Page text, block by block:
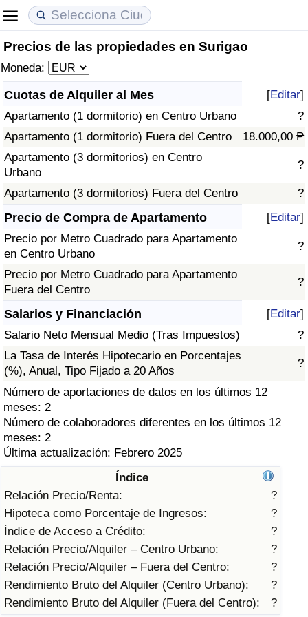
Precios de las propiedades en Surigao
Moneda:
Cuotas de Alquiler al Mes [Editar]
Apartamento (1 dormitorio) en Centro Urbano
?
Apartamento (1 dormitorio) Fuera del Centro
18.000,00 ₱
Apartamento (3 dormitorios) en Centro
Urbano
?
Apartamento (3 dormitorios) Fuera del Centro ?
Precio de Compra de Apartamento [Editar]
Precio por Metro Cuadrado para Apartamento
en Centro Urbano
?
Precio por Metro Cuadrado para Apartamento
Fuera del Centro
?
Salarios y Financiación [Editar]
Salario Neto Mensual Medio (Tras Impuestos)
?
La Tasa de Interés Hipotecario en Porcentajes
(%), Anual, Tipo Fijado a 20 Años
?
Número de aportaciones de datos en los últimos 12
meses: 2
Número de colaboradores diferentes en los últimos 12
meses: 2
Última actualización: Febrero 2025
Índice
Relación Precio/Renta:
?
Hipoteca como Porcentaje de Ingresos:
?
Índice de Acceso a Crédito:
?
Relación Precio/Alquiler – Centro Urbano:
?
Relación Precio/Alquiler – Fuera del Centro:
?
Rendimiento Bruto del Alquiler (Centro Urbano):
?
Rendimiento Bruto del Alquiler (Fuera del Centro):
?
Coste de vida
Índice de Costo de Vida (Actual)
Índice de Costo de Vida
Índice de costo de vida por país
en aqaba
Precios de las propiedades
Índice de Precios de Inmuebles (Actual)
Índice de Precios de Inmuebles
Índice de Precios de Inmuebles por País
Calidad de Vida
Índice de Calidad de Vida
Índice de Calidad de Vida (Actual)
Índice de calidad de vida por país
Delincuencia
Calificación del Índice de Criminalidad
(Actual)
Índice de Criminalidad
Índice de criminalidad por país
Sanidad
Índice de Sanidad (Actual)
Índice de Sanidad
Índice de Sanidad por País
Contaminación
Índice de Contaminación (Actual)
Índice de contaminación
Índice de Contaminación por País